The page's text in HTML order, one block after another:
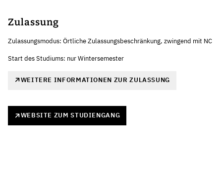
Zulassung
Zulassungsmodus: Örtliche Zulassungsbeschränkung, zwingend mit NC
Start des Studiums: nur Wintersemester
WEITERE INFORMATIONEN ZUR ZULASSUNG
WEBSITE ZUM STUDIENGANG